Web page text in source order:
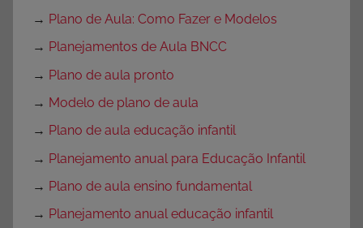
→ Plano de Aula: Como Fazer e Modelos
→ Planejamentos de Aula BNCC
→ Plano de aula pronto
→ Modelo de plano de aula
→ Plano de aula educação infantil
→ Planejamento anual para Educação Infantil
→ Plano de aula ensino fundamental
→ Planejamento anual educação infantil